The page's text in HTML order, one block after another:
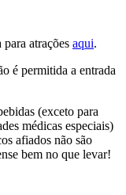
atrações aqui.
é permitida a entrada
(exceto para
médicas especiais)
afiados não são
bem no que levar!